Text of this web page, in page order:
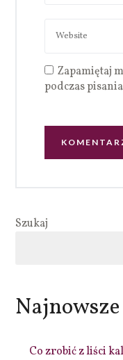
Zapamiętaj
podczas
Szukaj
Co zrobić z liści